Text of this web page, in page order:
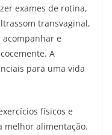
exames de rotina,
transvaginal,
e
A
para uma vida
físicos e
melhor alimentação.